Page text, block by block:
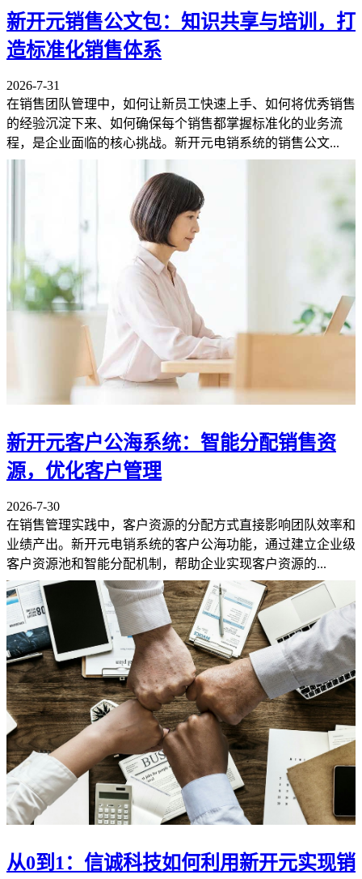
新开元销售公文包：知识共享与培训，打
造标准化销售体系
2026-7-31
在销售团队管理中，如何让新员工快速上手、如何将优秀销售
的经验沉淀下来、如何确保每个销售都掌握标准化的业务流
程，是企业面临的核心挑战。新开元电销系统的销售公文...
新开元客户公海系统：智能分配销售资
源，优化客户管理
2026-7-30
在销售管理实践中，客户资源的分配方式直接影响团队效率和
业绩产出。新开元电销系统的客户公海功能，通过建立企业级
客户资源池和智能分配机制，帮助企业实现客户资源的...
从0到1：信诚科技如何利用新开元实现销